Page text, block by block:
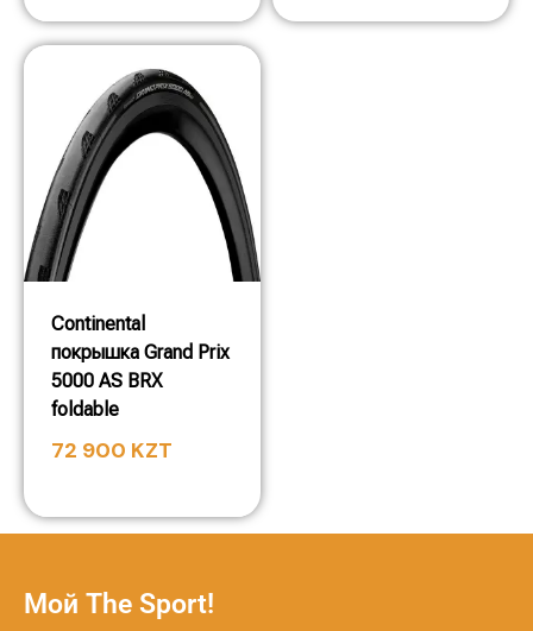
Continental
покрышка Grand Prix
5000 AS BRX
foldable
72 900 KZT
Мой The Sport!